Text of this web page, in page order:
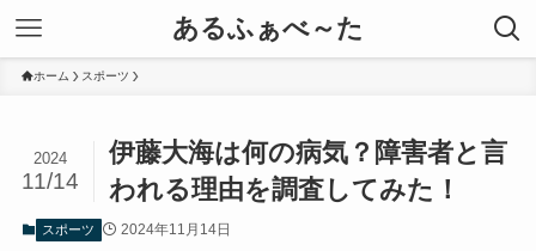
あるふぁべ～た
ホーム スポーツ
伊藤大海は何の病気？障害者と言
われる理由を調査してみた！
2024
11/14
スポーツ 2024年11月14日